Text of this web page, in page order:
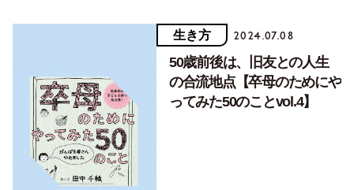
生き方 2024.07.08
50歳前後は、旧友との人生
の合流地点【卒母のためにや
ってみた50のことvol.4】